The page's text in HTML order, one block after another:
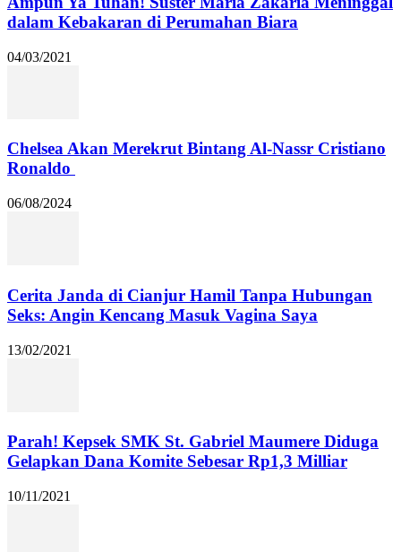
dalam Kebakaran di Perumahan Biara
04/03/2021
Chelsea Akan Merekrut Bintang Al-Nassr Cristiano
Ronaldo
06/08/2024
Cerita Janda di Cianjur Hamil Tanpa Hubungan
Seks: Angin Kencang Masuk Vagina Saya
13/02/2021
Parah! Kepsek SMK St. Gabriel Maumere Diduga
Gelapkan Dana Komite Sebesar Rp1,3 Milliar
10/11/2021